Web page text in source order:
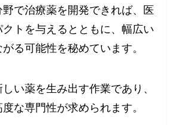
で治療薬を開発できれば、医
トを与えるとともに、幅広い
る可能性を秘めています。
い薬を生み出す作業であり、
な専門性が求められます。